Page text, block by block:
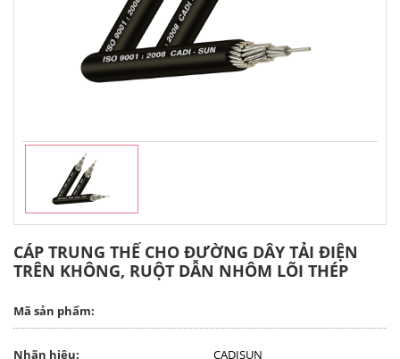
CÁP TRUNG THẾ CHO ĐƯỜNG DÂY TẢI ĐIỆN
TRÊN KHÔNG, RUỘT DẪN NHÔM LÕI THÉP
Mã sản phẩm:
Nhãn hiệu: CADISUN